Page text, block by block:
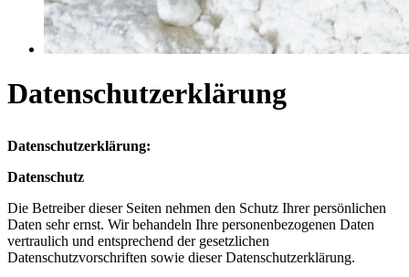
Datenschutzerklärung
Datenschutzerklärung:
Datenschutz
Die Betreiber dieser Seiten nehmen den Schutz Ihrer persönlichen
Daten sehr ernst. Wir behandeln Ihre personenbezogenen Daten
vertraulich und entsprechend der gesetzlichen
Datenschutzvorschriften sowie dieser Datenschutzerklärung.